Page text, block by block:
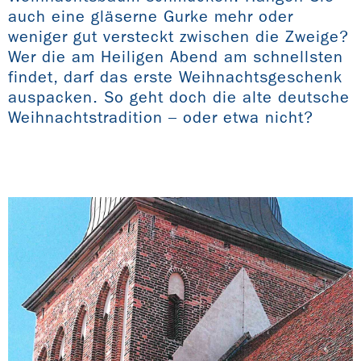
auch eine gläserne Gurke mehr oder
weniger gut versteckt zwischen die Zweige?
Wer die am Heiligen Abend am schnellsten
findet, darf das erste Weihnachtsgeschenk
auspacken. So geht doch die alte deutsche
Weihnachtstradition – oder etwa nicht?